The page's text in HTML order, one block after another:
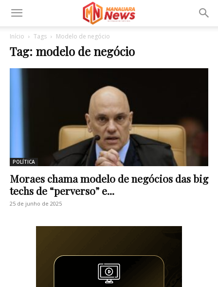
Início Tags Modelo de negócio
Tag: modelo de negócio
POLÍTICA
Moraes chama modelo de negócios das big
techs de “perverso” e...
25 de junho de 2025